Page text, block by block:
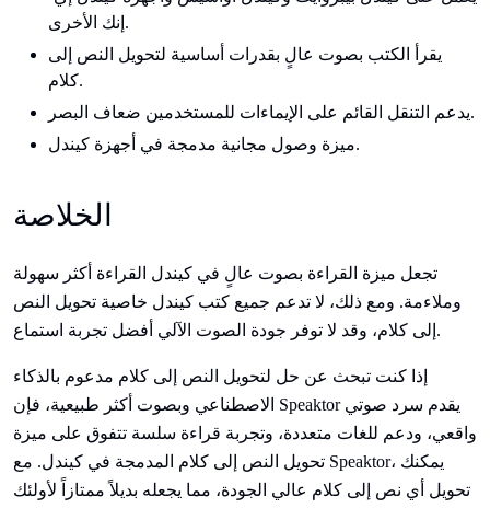
إنك الأخرى.
يقرأ الكتب بصوت عالٍ بقدرات أساسية لتحويل النص إلى
كلام.
يدعم التنقل القائم على الإيماءات للمستخدمين ضعاف البصر.
ميزة وصول مجانية مدمجة في أجهزة كيندل.
الخلاصة
تجعل ميزة القراءة بصوت عالٍ في كيندل القراءة أكثر سهولة
وملاءمة. ومع ذلك، لا تدعم جميع كتب كيندل خاصية تحويل النص
إلى كلام، وقد لا توفر جودة الصوت الآلي أفضل تجربة استماع.
إذا كنت تبحث عن حل لتحويل النص إلى كلام مدعوم بالذكاء
الاصطناعي وبصوت أكثر طبيعية، فإن Speaktor يقدم سرد صوتي
واقعي، ودعم للغات متعددة، وتجربة قراءة سلسة تتفوق على ميزة
تحويل النص إلى كلام المدمجة في كيندل. مع Speaktor، يمكنك
تحويل أي نص إلى كلام عالي الجودة، مما يجعله بديلاً ممتازاً لأولئك